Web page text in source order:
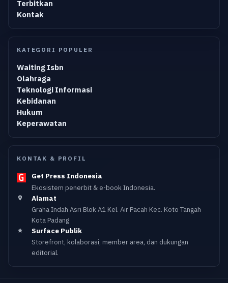
Terbitkan
Kontak
KATEGORI POPULER
Waiting Isbn
Olahraga
Teknologi Informasi
Kebidanan
Hukum
Keperawatan
KONTAK & PROFIL
Get Press Indonesia
Ekosistem penerbit & e-book Indonesia.
Alamat
Graha Indah Asri Blok A1 Kel. Air Pacah Kec. Koto Tangah
Kota Padang
Surface Publik
Storefront, kolaborasi, member area, dan dukungan
editorial.